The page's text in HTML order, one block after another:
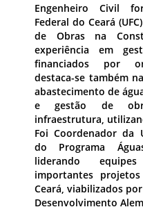
Engenheiro Civil
Federal do Ceará
de Obras na
experiência em
financiados por
destaca-se também
abastecimento de
e gestão de
infraestrutura,
Foi Coordenador da
do Programa
liderando
importantes
Ceará, viabilizados
Desenvolvimento